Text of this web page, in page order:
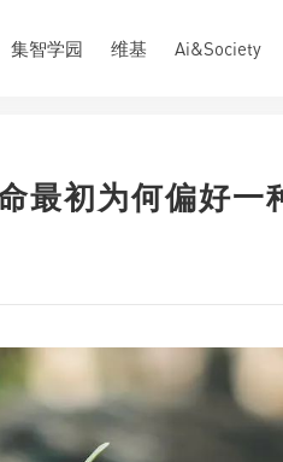
集智学园 维基 Ai&Society
最初为何偏好一